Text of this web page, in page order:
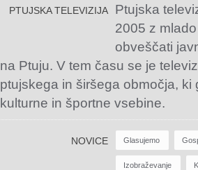
PTUJSKA TELEVIZIJA
Ptujska
2005 z
obveščati
na Ptuju. V tem času se je
ptujskega in širšega območja,
kulturne in športne vsebine.
NOVICE Glasujemo
Izobraževanje